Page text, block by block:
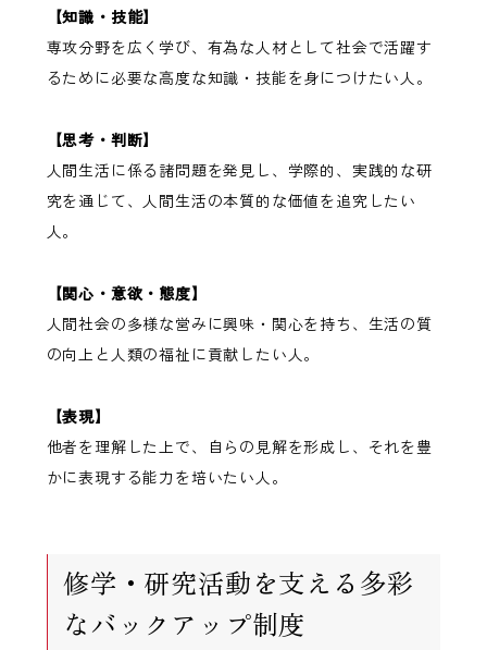
【知識・技能】
専攻分野を広く学び、有為な人材として社会で活躍す
るために必要な高度な知識・技能を身につけたい人。
【思考・判断】
人間生活に係る諸問題を発見し、学際的、実践的な研
究を通じて、人間生活の本質的な価値を追究したい
人。
【関心・意欲・態度】
人間社会の多様な営みに興味・関心を持ち、生活の質
の向上と人類の福祉に貢献したい人。
【表現】
他者を理解した上で、自らの見解を形成し、それを豊
かに表現する能力を培いたい人。
修学・研究活動を支える多彩
なバックアップ制度